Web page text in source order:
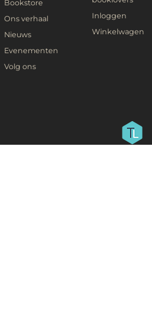
Bookstore
Ons verhaal
Nieuws
Evenementen
Volg ons
Inloggen
Winkelwagen